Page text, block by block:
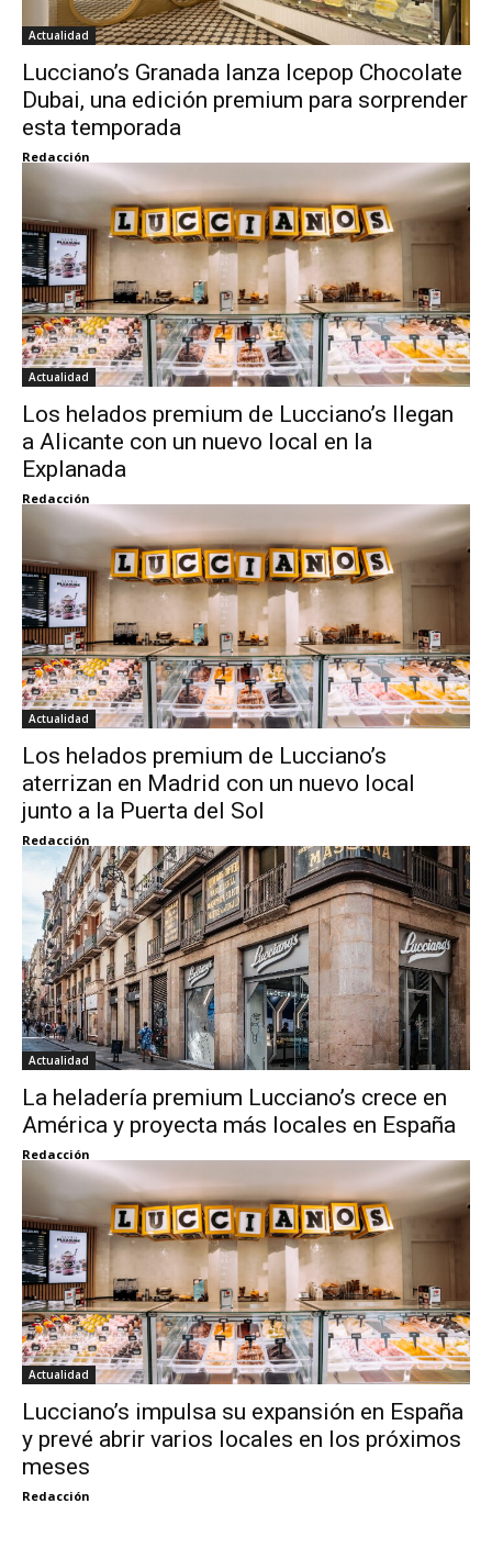
Actualidad
Lucciano’s Granada lanza Icepop Chocolate
Dubai, una edición premium para sorprender
esta temporada
Redacción
Actualidad
Los helados premium de Lucciano’s llegan
a Alicante con un nuevo local en la
Explanada
Redacción
Actualidad
Los helados premium de Lucciano’s
aterrizan en Madrid con un nuevo local
junto a la Puerta del Sol
Redacción
Actualidad
La heladería premium Lucciano’s crece en
América y proyecta más locales en España
Redacción
Actualidad
Lucciano’s impulsa su expansión en España
y prevé abrir varios locales en los próximos
meses
Redacción